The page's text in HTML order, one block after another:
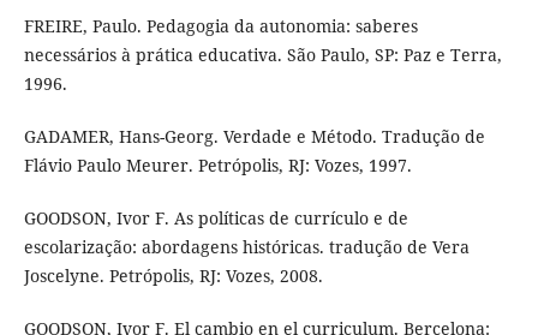
FREIRE, Paulo. Pedagogia da autonomia: saberes
necessários à prática educativa. São Paulo, SP: Paz e Terra,
1996.
GADAMER, Hans-Georg. Verdade e Método. Tradução de
Flávio Paulo Meurer. Petrópolis, RJ: Vozes, 1997.
GOODSON, Ivor F. As políticas de currículo e de
escolarização: abordagens históricas. tradução de Vera
Joscelyne. Petrópolis, RJ: Vozes, 2008.
GOODSON, Ivor F. El cambio en el curriculum. Bercelona: